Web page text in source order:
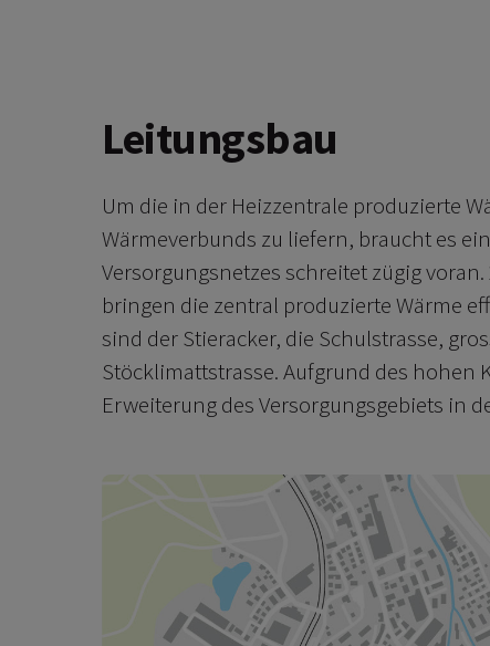
Leitungsbau
Um die in der Heizzentrale produzierte
Wärmeverbunds zu liefern, braucht es
Versorgungsnetzes schreitet zügig
bringen die zentral produzierte Wärme
sind der Stieracker, die Schulstrasse,
Stöcklimattstrasse. Aufgrund des hohen
Erweiterung des Versorgungsgebiets in